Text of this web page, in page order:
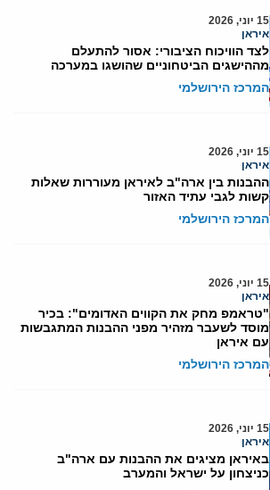
15 יוני, 2026
איראן
לצד הוויכוח הציבורי: אסור להתעלם
מההישגים הביטחוניים שהושגו במערכה
המרכז הירושלמי
15 יוני, 2026
איראן
ההבנות בין ארה"ב לאיראן מעוררות שאלות
קשות לגבי עתיד האזור
המרכז הירושלמי
15 יוני, 2026
איראן
"טראמפ מחק את הקווים האדומים": בכיר
מוסד לשעבר מזהיר מפני ההבנות המתגבשות
עם איראן
המרכז הירושלמי
15 יוני, 2026
איראן
באיראן מציגים את ההבנות עם ארה"ב
כניצחון על ישראל והמערב